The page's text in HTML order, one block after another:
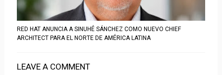
RED HAT ANUNCIA A SINUHÉ SÁNCHEZ COMO NUEVO CHIEF
ARCHITECT PARA EL NORTE DE AMÉRICA LATINA
LEAVE A COMMENT